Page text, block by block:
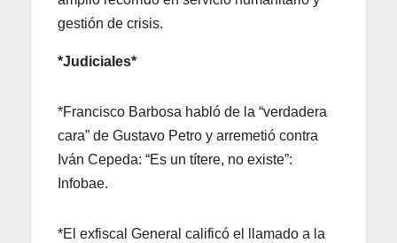
gestión de crisis.
*Judiciales*
*Francisco Barbosa habló de la “verdadera
cara” de Gustavo Petro y arremetió contra
Iván Cepeda: “Es un títere, no existe”:
Infobae.
*El exfiscal General calificó el llamado a la